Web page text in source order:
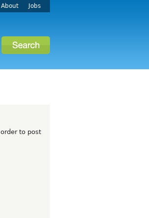
About Jobs
to post